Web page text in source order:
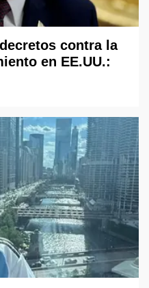
contra la
en EE.UU.: